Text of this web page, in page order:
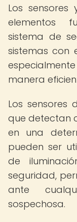
Los
elementos
sistema de
sistemas con
manera
Los sensores
que detectan
en una
pueden ser
de
seguridad,
ante
sospechosa.